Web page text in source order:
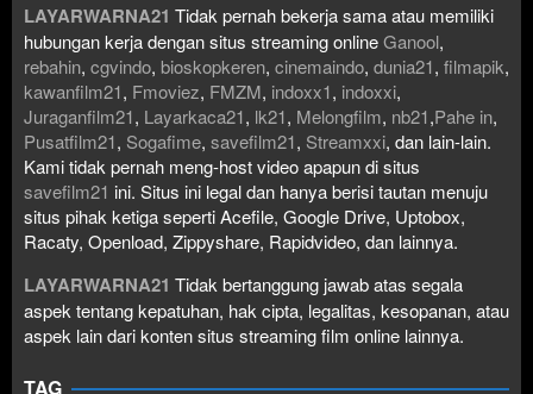
LAYARWARNA21 Tidak pernah bekerja sama atau memiliki
hubungan kerja dengan situs streaming onlineGanool,
rebahin, cgvindo, bioskopkeren, cinemaindo, dunia21, filmapik,
kawanfilm21, Fmoviez, FMZM, indoxx1, indoxxi,
Juraganfilm21, Layarkaca21, lk21, Melongfilm, nb21,Pahe in,
Pusatfilm21, Sogafime, savefilm21, Streamxxi, dan lain-lain.
Kami tidak pernah meng-host video apapun di situs
savefilm21 ini. Situs ini legal dan hanya berisi tautan menuju
situs pihak ketiga seperti Acefile, Google Drive, Uptobox,
Racaty, Openload, Zippyshare, Rapidvideo, dan lainnya.
LAYARWARNA21 Tidak bertanggung jawab atas segala
aspek tentang kepatuhan, hak cipta, legalitas, kesopanan, atau
aspek lain dari konten situs streaming film online lainnya.
TAG